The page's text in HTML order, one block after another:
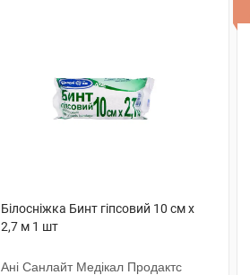
Білосніжка Бинт гіпсовий 10 см х
2,7 м 1 шт
Ані Санлайт Медікал Продактс